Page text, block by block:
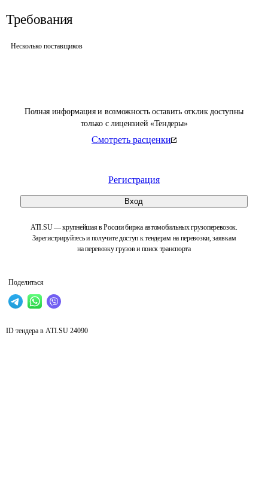
Полная информация и возможность оставить отклик доступны
только с лицензией «Тендеры»
Смотреть расценки
Регистрация
Вход
ATI.SU — крупнейшая в России биржа автомобильных грузоперевозок.
Зарегистрируйтесь и получите доступ к тендерам на перевозки, заявкам
на перевозку грузов и поиск транспорта
Поделиться
Требования
Несколько поставщиков
ID тендера в ATI.SU 24090